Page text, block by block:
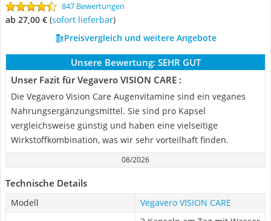
847 Bewertungen
ab 27,00 € ( Sofort lieferbar)
Preisvergleich und weitere Angebote
Unsere Bewertung: SEHR GUT
Unser Fazit für Vegavero VISION CARE :
Die Vegavero Vision Care Augenvitamine sind ein veganes
Nahrungsergänzungsmittel. Sie sind pro Kapsel
vergleichsweise günstig und haben eine vielseitige
Wirkstoffkombination, was wir sehr vorteilhaft finden.
08/2026
Technische Details
Modell Vegavero VISION CARE